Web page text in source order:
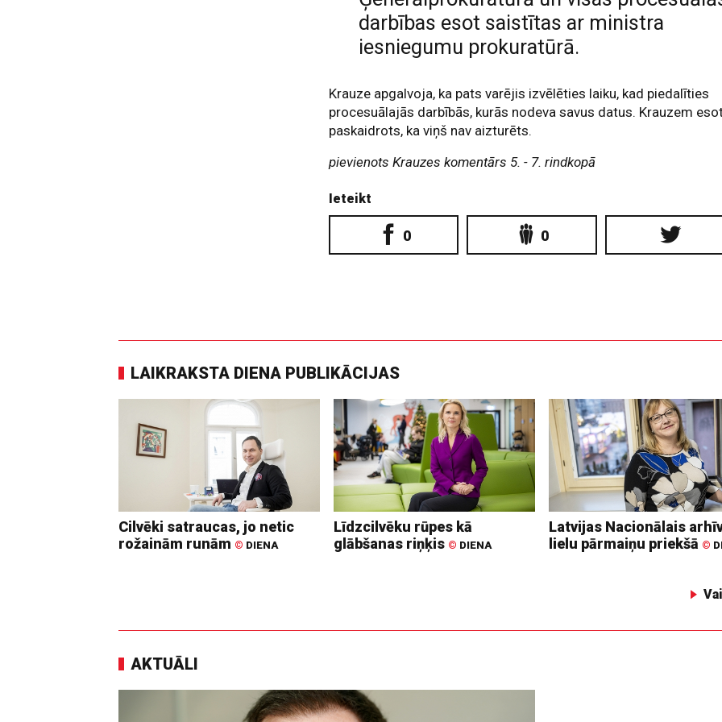
darbības esot saistītas ar ministra
iesniegumu prokuratūrā.
Krauze apgalvoja, ka pats varējis izvēlēties laiku, kad piedalīties
procesuālajās darbībās, kurās nodeva savus datus. Krauzem
paskaidrots, ka viņš nav aizturēts.
pievienots Krauzes komentārs 5. - 7. rindkopā
Ieteikt
0 0
LAIKRAKSTA DIENA PUBLIKĀCIJAS
Cilvēki satraucas, jo netic
rožainām runām © DIENA
Līdzcilvēku rūpes kā
glābšanas riņķis © DIENA
Latvijas Nacionālais
lielu pārmaiņu priekšā ©
AKTUĀLI